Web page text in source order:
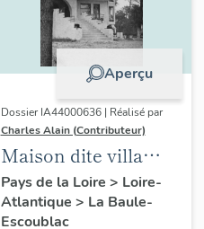
Aperçu
Dossier IA44000636 | Réalisé par
Charles Alain (Contributeur)
Maison dite villa
balnéaire Cybèle, 1
avenue Hoëdic
Pays de la Loire > Loire-
Atlantique > La Baule-
Escoublac